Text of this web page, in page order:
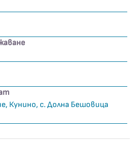
Кунино, с. Долна Бешовица